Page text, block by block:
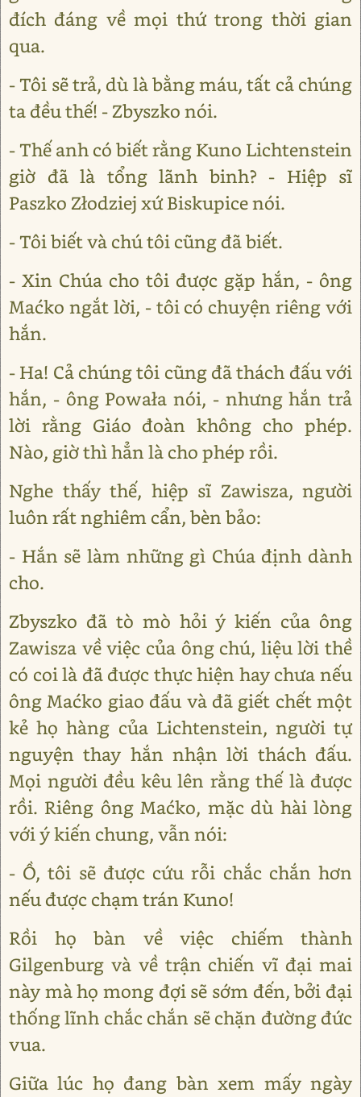
đích đáng về mọi thứ trong thời gian
qua.
- Tôi sẽ trả, dù là bằng máu, tất cả chúng
ta đều thế! - Zbyszko nói.
- Thế anh có biết rằng Kuno Lichtenstein
giờ đã là tổng lãnh binh? - Hiệp sĩ
Paszko Złodziej xứ Biskupice nói.
- Tôi biết và chú tôi cũng đã biết.
- Xin Chúa cho tôi được gặp hắn, - ông
Maćko ngắt lời, - tôi có chuyện riêng với
hắn.
- Ha! Cả chúng tôi cũng đã thách đấu với
hắn, - ông Powała nói, - nhưng hắn trả
lời rằng Giáo đoàn không cho phép.
Nào, giờ thì hẳn là cho phép rồi.
Nghe thấy thế, hiệp sĩ Zawisza, người
luôn rất nghiêm cẩn, bèn bảo:
- Hắn sẽ làm những gì Chúa định dành
cho.
Zbyszko đã tò mò hỏi ý kiến của ông
Zawisza về việc của ông chú, liệu lời thề
có coi là đã được thực hiện hay chưa nếu
ông Maćko giao đấu và đã giết chết một
kẻ họ hàng của Lichtenstein, người tự
nguyện thay hắn nhận lời thách đấu.
Mọi người đều kêu lên rằng thế là được
rồi. Riêng ông Maćko, mặc dù hài lòng
với ý kiến chung, vẫn nói:
- Ồ, tôi sẽ được cứu rỗi chắc chắn hơn
nếu được chạm trán Kuno!
Rồi họ bàn về việc chiếm thành
Gilgenburg và về trận chiến vĩ đại mai
này mà họ mong đợi sẽ sớm đến, bởi đại
thống lĩnh chắc chắn sẽ chặn đường đức
vua.
Giữa lúc họ đang bàn xem mấy ngày